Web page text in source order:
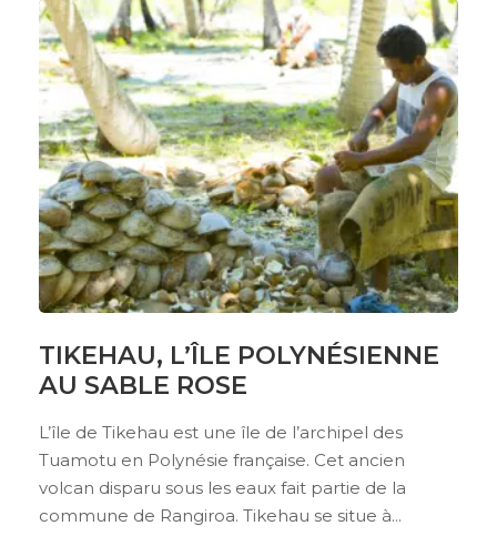
TIKEHAU, L’ÎLE POLYNÉSIENNE
AU SABLE ROSE
L’île de Tikehau est une île de l’archipel des
Tuamotu en Polynésie française. Cet ancien
volcan disparu sous les eaux fait partie de la
commune de Rangiroa. Tikehau se situe à...